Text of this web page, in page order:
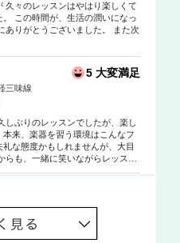
久々のレッスンはやはり楽しくて
この時間が、生活の潤いになっ
ありがとうございました。 また次
5 大変満足
三味線
しぶりのレッスンでしたが、楽し
来、楽器を習う環境はこんなフ
な態度かもしれませんが、大目
も、一緒に笑いながらレッスン